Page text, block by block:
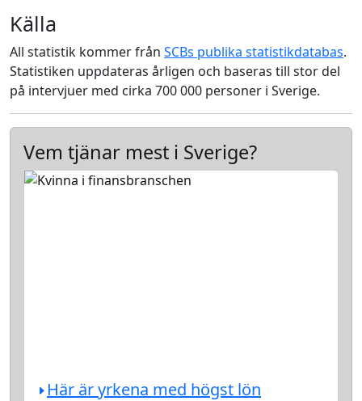
Källa
All statistik kommer från SCBs publika statistikdatabas.
Statistiken uppdateras årligen och baseras till stor del
på intervjuer med cirka 700 000 personer i Sverige.
Vem tjänar mest i Sverige?
Här är yrkena med högst lön